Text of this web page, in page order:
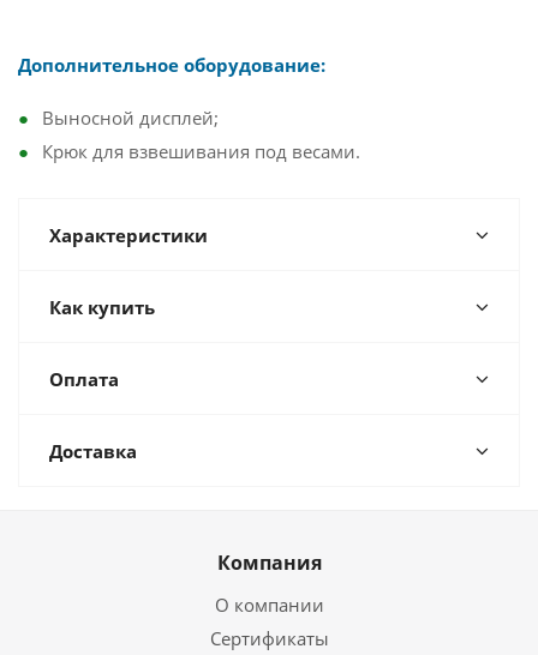
Дополнительное оборудование:
Выносной дисплей;
Крюк для взвешивания под весами.
Характеристики
Как купить
Оплата
Доставка
Компания
О компании
Сертификаты